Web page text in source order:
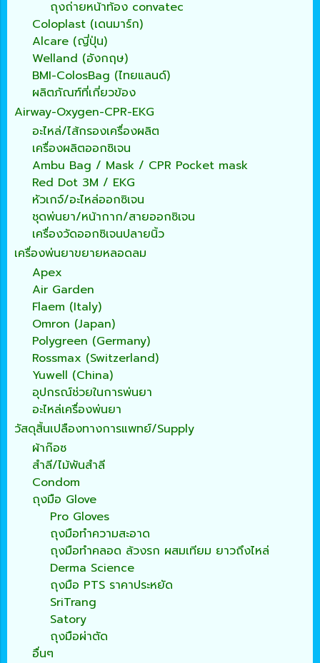
ถุงถ่ายหน้าท้อง convatec
Coloplast (เดนมาร์ก)
Alcare (ญี่ปุ่น)
Welland (อังกฤษ)
BMI-ColosBag (ไทยแลนด์)
ผลิตภัณฑ์ที่เกี่ยวข้อง
Airway-Oxygen-CPR-EKG
อะไหล่/ไส้กรองเครื่องผลิต
เครื่องผลิตออกซิเจน
Ambu Bag / Mask / CPR Pocket mask
Red Dot 3M / EKG
หัวเกจ์/อะไหล่ออกซิเจน
ชุดพ่นยา/หน้ากาก/สายออกซิเจน
เครื่องวัดออกซิเจนปลายนิ้ว
เครื่องพ่นยาขยายหลอดลม
Apex
Air Garden
Flaem (Italy)
Omron (Japan)
Polygreen (Germany)
Rossmax (Switzerland)
Yuwell (China)
อุปกรณ์ช่วยในการพ่นยา
อะไหล่เครื่องพ่นยา
วัสดุสิ้นเปลืองทางการแพทย์/Supply
ผ้าก๊อซ
สำลี/ไม้พันสำลี
Condom
ถุงมือ Glove
Pro Gloves
ถุงมือทำความสะอาด
ถุงมือทำคลอด ล้วงรก ผสมเทียม ยาวถึงไหล่
Derma Science
ถุงมือ PTS ราคาประหยัด
SriTrang
Satory
ถุงมือผ่าตัด
อื่นๆ